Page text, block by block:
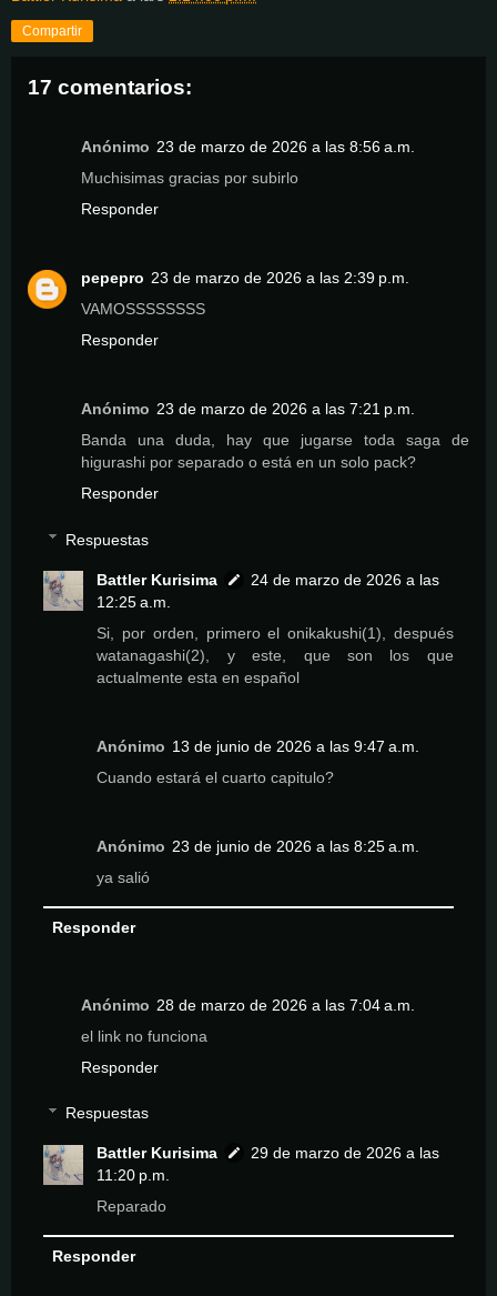
Compartir
17 comentarios:
Anónimo 23 de marzo de 2026 a las 8:56 a.m.
Muchisimas gracias por subirlo
Responder
pepepro 23 de marzo de 2026 a las 2:39 p.m.
VAMOSSSSSSSS
Responder
Anónimo 23 de marzo de 2026 a las 7:21 p.m.
Banda una duda, hay que jugarse toda saga de
higurashi por separado o está en un solo pack?
Responder
Respuestas
Battler Kurisima
24 de marzo de 2026 a las
12:25 a.m.
Si, por orden, primero el onikakushi(1), después
watanagashi(2), y este, que son los que
actualmente esta en español
Anónimo 13 de junio de 2026 a las 9:47 a.m.
Cuando estará el cuarto capitulo?
Anónimo 23 de junio de 2026 a las 8:25 a.m.
ya salió
Responder
Anónimo 28 de marzo de 2026 a las 7:04 a.m.
el link no funciona
Responder
Respuestas
Battler Kurisima
29 de marzo de 2026 a las
11:20 p.m.
Reparado
Responder